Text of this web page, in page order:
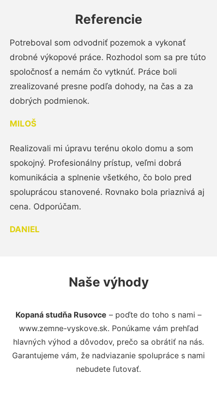
Referencie
Potreboval som odvodniť pozemok a vykonať
drobné výkopové práce. Rozhodol som sa pre túto
spoločnosť a nemám čo vytknúť. Práce boli
zrealizované presne podľa dohody, na čas a za
dobrých podmienok.
MILOŠ
Realizovali mi úpravu terénu okolo domu a som
spokojný. Profesionálny prístup, veľmi dobrá
komunikácia a splnenie všetkého, čo bolo pred
spoluprácou stanovené. Rovnako bola priaznivá aj
cena. Odporúčam.
DANIEL
Naše výhody
Kopaná studňa Rusovce – poďte do toho s nami –
www.zemne-vyskove.sk. Ponúkame vám prehľad
hlavných výhod a dôvodov, prečo sa obrátiť na nás.
Garantujeme vám, že nadviazanie spolupráce s nami
nebudete ľutovať.